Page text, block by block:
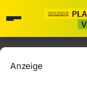
Anzeige